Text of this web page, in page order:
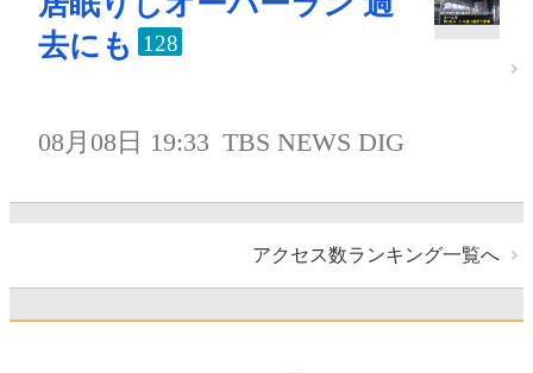
去にも
128
08月08日 19:33 TBS NEWS DIG
アクセス数ランキング一覧へ